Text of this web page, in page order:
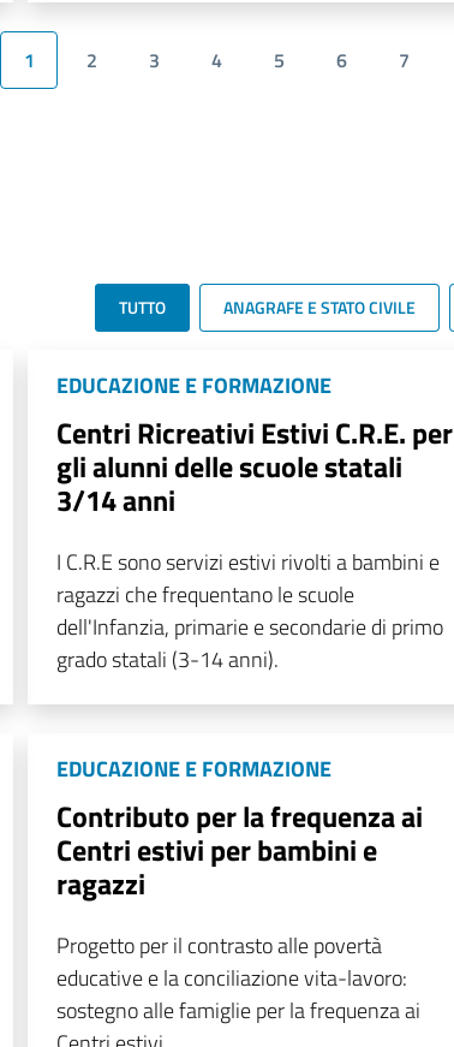
1 2 3 4 5 6 7
TUTTO ANAGRAFE E STATO CIVILE
EDUCAZIONE E FORMAZIONE
Centri Ricreativi Estivi C.R.E. per
gli alunni delle scuole statali
3/14 anni
I C.R.E sono servizi estivi rivolti a bambini e
ragazzi che frequentano le scuole
dell'Infanzia, primarie e secondarie di primo
grado statali (3-14 anni).
EDUCAZIONE E FORMAZIONE
Contributo per la frequenza ai
Centri estivi per bambini e
ragazzi
Progetto per il contrasto alle povertà
educative e la conciliazione vita-lavoro:
sostegno alle famiglie per la frequenza ai